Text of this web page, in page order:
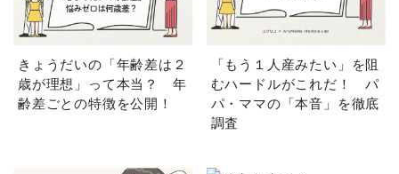
きょうだいの「年齢差は２
歳が理想」って本当？ 年
齢差ごとの特徴を公開！
「もう１人産みたい」を阻
むハードルがこれだ！ パ
パ・ママの「本音」を徹底
調査